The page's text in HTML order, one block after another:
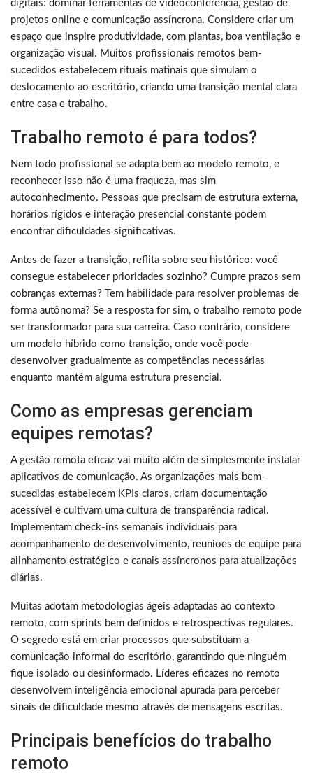
digitais: dominar ferramentas de videoconferência, gestão de
projetos online e comunicação assíncrona. Considere criar um
espaço que inspire produtividade, com plantas, boa ventilação e
organização visual. Muitos profissionais remotos bem-
sucedidos estabelecem rituais matinais que simulam o
deslocamento ao escritório, criando uma transição mental clara
entre casa e trabalho.
Trabalho remoto é para todos?
Nem todo profissional se adapta bem ao modelo remoto, e
reconhecer isso não é uma fraqueza, mas sim
autoconhecimento. Pessoas que precisam de estrutura externa,
horários rígidos e interação presencial constante podem
encontrar dificuldades significativas.
Antes de fazer a transição, reflita sobre seu histórico: você
consegue estabelecer prioridades sozinho? Cumpre prazos sem
cobranças externas? Tem habilidade para resolver problemas de
forma autônoma? Se a resposta for sim, o trabalho remoto pode
ser transformador para sua carreira. Caso contrário, considere
um modelo híbrido como transição, onde você pode
desenvolver gradualmente as competências necessárias
enquanto mantém alguma estrutura presencial.
Como as empresas gerenciam
equipes remotas?
A gestão remota eficaz vai muito além de simplesmente instalar
aplicativos de comunicação. As organizações mais bem-
sucedidas estabelecem KPIs claros, criam documentação
acessível e cultivam uma cultura de transparência radical.
Implementam check-ins semanais individuais para
acompanhamento de desenvolvimento, reuniões de equipe para
alinhamento estratégico e canais assíncronos para atualizações
diárias.
Muitas adotam metodologias ágeis adaptadas ao contexto
remoto, com sprints bem definidos e retrospectivas regulares.
O segredo está em criar processos que substituam a
comunicação informal do escritório, garantindo que ninguém
fique isolado ou desinformado. Líderes eficazes no remoto
desenvolvem inteligência emocional apurada para perceber
sinais de dificuldade mesmo através de mensagens escritas.
Principais benefícios do trabalho
remoto